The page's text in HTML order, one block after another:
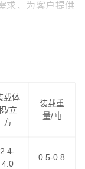
求，为客户提供
货运专线物流解
运专线
服务，公
到葫芦岛物流专
供舒适省心放心
载体
/立
方
装载重
量/吨
2.4-
4.0
0.5-0.8